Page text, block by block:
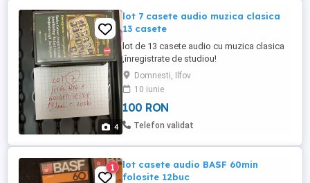
4
lot 7 casete audio muzica clasica
13 casete
lot de 13 casete audio cu muzica clasica
,înregistrate de studiou!
Domnesti, Ilfov
10 iunie
100 RON
Telefon validat
1
lot casete audio BASF 60min
folosite 12buc